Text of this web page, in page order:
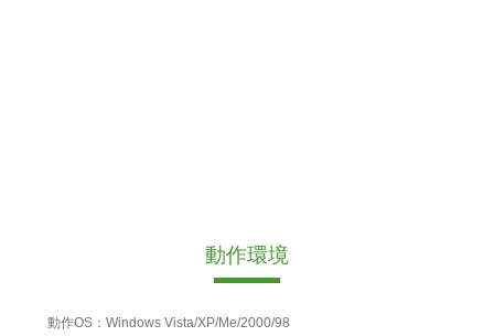
動作環境
動作OS：Windows Vista/XP/Me/2000/98